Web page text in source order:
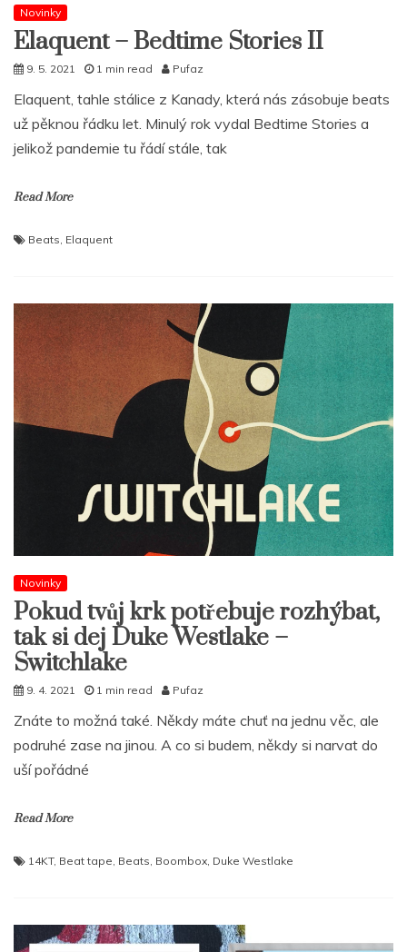
Novinky
Elaquent – Bedtime Stories II
9. 5. 2021 1 min read Pufaz
Elaquent, tahle stálice z Kanady, která nás zásobuje beats
už pěknou řádku let. Minulý rok vydal Bedtime Stories a
jelikož pandemie tu řádí stále, tak
Read More
Beats Elaquent
Novinky
Pokud tvůj krk potřebuje rozhýbat,
tak si dej Duke Westlake –
Switchlake
9. 4. 2021 1 min read Pufaz
Znáte to možná také. Někdy máte chuť na jednu věc, ale
podruhé zase na jinou. A co si budem, někdy si narvat do
uší pořádné
Read More
14KT, Beat tape, Beats, Boombox, Duke Westlake